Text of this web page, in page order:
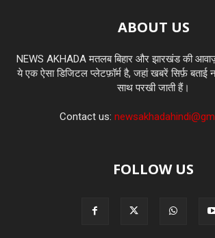
ABOUT US
NEWS AKHADA मतलब बिहार और झारखंड की
ये एक ऐसा डिजिटल प्लेटफ़ॉर्म है, जहां खबरें सिर्फ़ बताई
साथ परखी जाती हैं।
Contact us:
FOLLOW US